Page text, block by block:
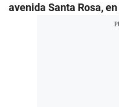
avenida Santa Rosa, en